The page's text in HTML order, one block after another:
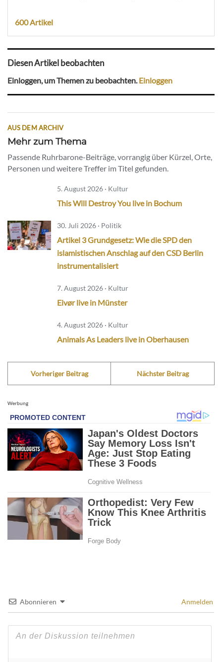
600 Artikel
Diesen Artikel beobachten
Einloggen, um Themen zu beobachten.Einloggen
AUS DEM ARCHIV
Mehr zum Thema
Passende Ruhrbarone-Beiträge, vorrangig über Kürzel, Orte,
Personen und weitere Treffer im Titel gefunden.
5. August 2026 · Kultur
This Will Destroy You live in Bochum
30. Juli 2026 · Politik
Artikel 3 Grundgesetz: Wie die SPD den
islamistischen Anschlag auf den CSD Berlin
instrumentalisiert
7. August 2026 · Kultur
Eivør live in Münster
4. August 2026 · Kultur
Animals As Leaders live in Oberhausen
Vorheriger Beitrag Nächster Beitrag
Werbung
Abonnieren Anmelden